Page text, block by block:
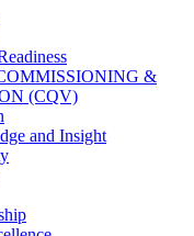
&
(CQV)
and Insight